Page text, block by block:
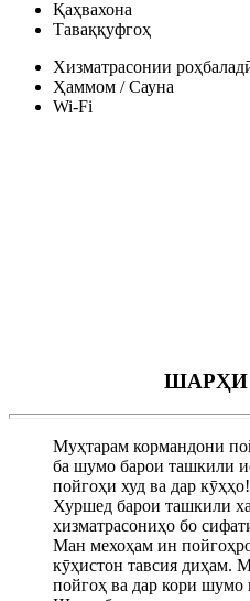
Қаҳвахона
Таваққуфгоҳ
Хизматрасонии
Ҳаммом / Сауна
Wi-Fi
ШАРҲИ
Муҳтарам кормандони
ба шумо барои ташкили
пойгоҳи худ ва дар
Хуршед барои ташкили
хизматрасониҳо бо
Ман мехоҳам ин
кӯҳистон тавсия диҳам.
пойгоҳ ва дар кори шумо